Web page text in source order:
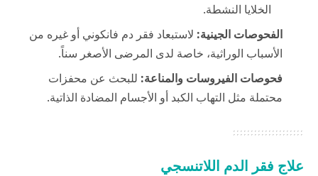
الخلايا النشطة.
الفحوصات الجينية: لاستبعاد فقر دم فانكوني أو غيره من
الأسباب الوراثية، خاصة لدى المرضى الأصغر سناً.
فحوصات الفيروسات والمناعة: للبحث عن محفزات
محتملة مثل التهاب الكبد أو الأجسام المضادة الذاتية.
علاج فقر الدم اللاتنسجي